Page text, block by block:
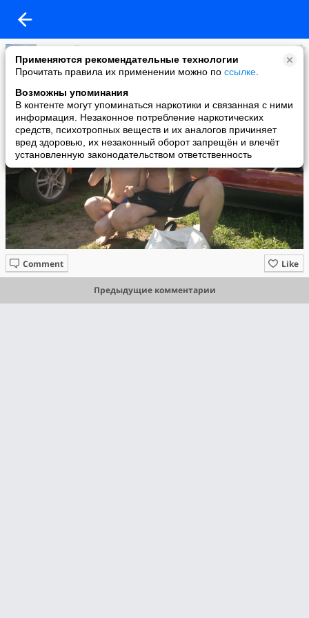
Применяются рекомендательные технологии
Прочитать правила их применении можно по ссылке
Возможны упоминания
В контенте могут упоминаться наркотики и связанная с ними
информация. Незаконное потребление наркотических
средств, психотропных веществ и их аналогов причиняет
вред здоровью, их незаконный оборот запрещён и влечёт
установленную законодательством ответственность
Николай Астахов
added a photo
28 Jun в 16:18
Like
Comment
Предыдущие комментарии